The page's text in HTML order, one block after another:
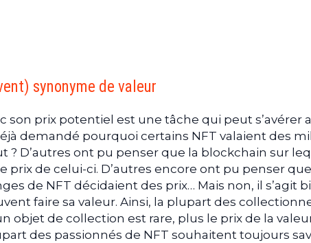
synonyme de valeur
son prix potentiel est une tâche qui peut s’avérer
demandé pourquoi certains NFT valaient des
? D’autres ont pu penser que la blockchain sur
prix de celui-ci. D’autres encore ont pu penser
de NFT décidaient des prix… Mais non, il s’agit
faire sa valeur. Ainsi, la plupart des
objet de collection est rare, plus le prix de la
des passionnés de NFT souhaitent toujours